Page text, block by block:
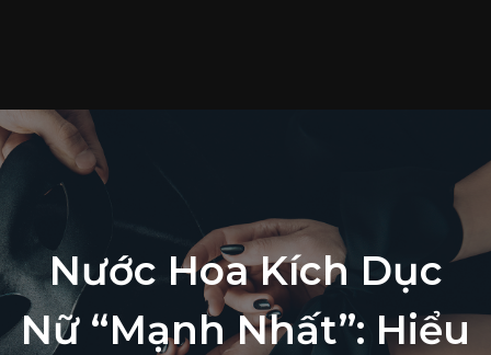
Nước Hoa Kích Dục
Nữ “Mạnh Nhất”: Hiểu